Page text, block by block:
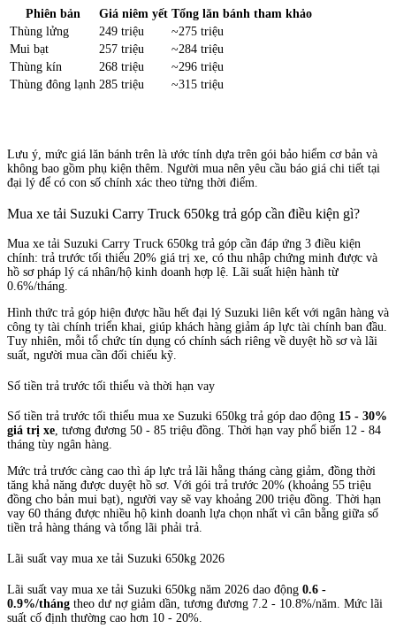
Phiên bản Giá niêm yết Tổng lăn bánh tham khảo
Thùng lửng
249 triệu
~275 triệu
Mui bạt
257 triệu
~284 triệu
Thùng kín
268 triệu
~296 triệu
Thùng đông lạnh 285 triệu ~315 triệu
Lưu ý, mức giá lăn bánh trên là ước tính dựa trên gói bảo hiểm cơ bản và
không bao gồm phụ kiện thêm. Người mua nên yêu cầu báo giá chi tiết tại
đại lý để có con số chính xác theo từng thời điểm.
Mua xe tải Suzuki Carry Truck 650kg trả góp cần điều kiện gì?
Mua xe tải Suzuki Carry Truck 650kg trả góp cần đáp ứng 3 điều kiện
chính: trả trước tối thiểu 20% giá trị xe, có thu nhập chứng minh được và
hồ sơ pháp lý cá nhân/hộ kinh doanh hợp lệ. Lãi suất hiện hành từ
0.6%/tháng.
Hình thức trả góp hiện được hầu hết đại lý Suzuki liên kết với ngân hàng và
công ty tài chính triển khai, giúp khách hàng giảm áp lực tài chính ban đầu.
Tuy nhiên, mỗi tổ chức tín dụng có chính sách riêng về duyệt hồ sơ và lãi
suất, người mua cần đối chiếu kỹ.
Số tiền trả trước tối thiểu và thời hạn vay
Số tiền trả trước tối thiểu mua xe Suzuki 650kg trả góp dao động 15 - 30%
giá trị xe, tương đương 50 - 85 triệu đồng. Thời hạn vay phổ biến 12 - 84
tháng tùy ngân hàng.
Mức trả trước càng cao thì áp lực trả lãi hằng tháng càng giảm, đồng thời
tăng khả năng được duyệt hồ sơ. Với gói trả trước 20% (khoảng 55 triệu
đồng cho bản mui bạt), người vay sẽ vay khoảng 200 triệu đồng. Thời hạn
vay 60 tháng được nhiều hộ kinh doanh lựa chọn nhất vì cân bằng giữa số
tiền trả hàng tháng và tổng lãi phải trả.
Lãi suất vay mua xe tải Suzuki 650kg 2026
Lãi suất vay mua xe tải Suzuki 650kg năm 2026 dao động 0.6 -
0.9%/tháng theo dư nợ giảm dần, tương đương 7.2 - 10.8%/năm. Mức lãi
suất cố định thường cao hơn 10 - 20%.